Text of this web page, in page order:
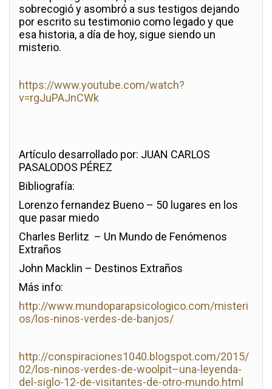
sobrecogió y asombró a sus testigos dejando
por escrito su testimonio como legado y que
esa historia, a día de hoy, sigue siendo un
misterio.
https://www.youtube.com/watch?
v=rgJuPAJnCWk
Artículo desarrollado por: JUAN CARLOS
PASALODOS PÉREZ
Bibliografía:
Lorenzo fernandez Bueno – 50 lugares en los
que pasar miedo
Charles Berlitz – Un Mundo de Fenómenos
Extraños
John Macklin – Destinos Extraños
Más info:
http://www.mundoparapsicologico.com/misteri
os/los-ninos-verdes-de-banjos/
http://conspiraciones1040.blogspot.com/2015/
02/los-ninos-verdes-de-woolpit–una-leyenda-
del-siglo-12-de-visitantes-de-otro-mundo.html